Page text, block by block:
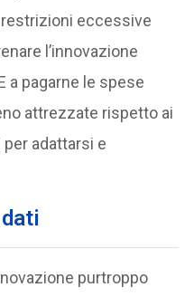
eccessive
l’innovazione
a pagarne le spese
attrezzate rispetto ai
adattarsi e
purtroppo